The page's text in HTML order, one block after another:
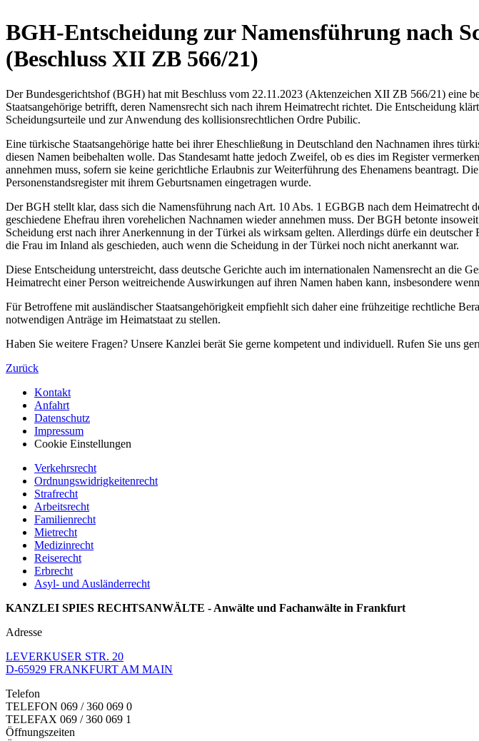
BGH-Entscheidung zur Namensführung nach
(Beschluss XII ZB 566/21)
Der Bundesgerichtshof (BGH) hat mit Beschluss vom 22.11.2023 (Aktenzeichen XII ZB 566/21) eine
Staatsangehörige betrifft, deren Namensrecht sich nach ihrem Heimatrecht richtet. Die Entscheidung
Scheidungsurteile und zur Anwendung des kollisionsrechtlichen Ordre Pubilic.
Eine türkische Staatsangehörige hatte bei ihrer Eheschließung in Deutschland den Nachnamen ihres
diesen Namen beibehalten wolle. Das Standesamt hatte jedoch Zweifel, ob es dies im Register
annehmen muss, sofern sie keine gerichtliche Erlaubnis zur Weiterführung des Ehenamens beantragt.
Personenstandsregister mit ihrem Geburtsnamen eingetragen wurde.
Der BGH stellt klar, dass sich die Namensführung nach Art. 10 Abs. 1 EGBGB nach dem Heimatrecht
geschiedene Ehefrau ihren vorehelichen Nachnamen wieder annehmen muss. Der BGH betonte
Scheidung erst nach ihrer Anerkennung in der Türkei als wirksam gelten. Allerdings dürfe ein
die Frau im Inland als geschieden, auch wenn die Scheidung in der Türkei noch nicht anerkannt war.
Diese Entscheidung unterstreicht, dass deutsche Gerichte auch im internationalen Namensrecht an die
Heimatrecht einer Person weitreichende Auswirkungen auf ihren Namen haben kann, insbesondere
Für Betroffene mit ausländischer Staatsangehörigkeit empfiehlt sich daher eine frühzeitige rechtliche
notwendigen Anträge im Heimatstaat zu stellen.
Haben Sie weitere Fragen? Unsere Kanzlei berät Sie gerne kompetent und individuell. Rufen Sie uns
Zurück
Kontakt
Anfahrt
Datenschutz
Impressum
Cookie Einstellungen
Verkehrsrecht
Ordnungswidrigkeitenrecht
Strafrecht
Arbeitsrecht
Familienrecht
Mietrecht
Medizinrecht
Reiserecht
Erbrecht
Asyl- und Ausländerrecht
KANZLEI SPIES RECHTSANWÄLTE - Anwälte und Fachanwälte in Frankfurt
Adresse
LEVERKUSER STR. 20
D-65929 FRANKFURT AM MAIN
Telefon
TELEFON 069 / 360 069 0
TELEFAX 069 / 360 069 1
Öffnungszeiten